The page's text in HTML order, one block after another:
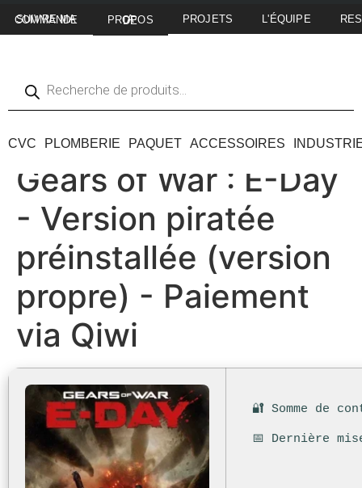
SUIVRE MA COMMANDE A PROPOS DE PROJETS L'ÉQUIPE
CVC PLOMBERIE PAQUET ACCESSOIRES
Gears of War : E-Day
- Version piratée
préinstallée (version
propre) - Paiement
via Qiwi
🔐 Somme de
📅 Dernière